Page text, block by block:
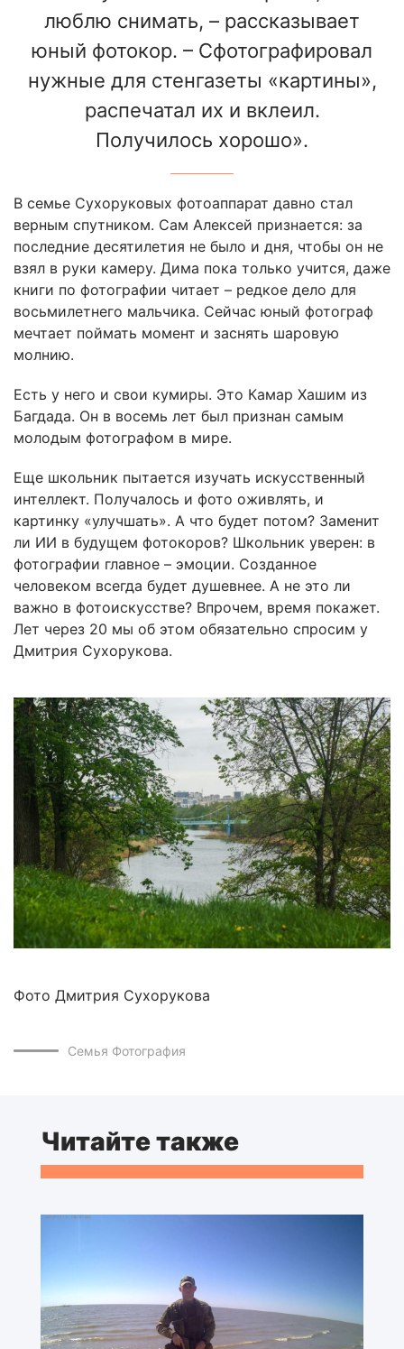
люблю снимать, – рассказывает
юный фотокор. – Сфотографировал
нужные для стенгазеты «картины»,
распечатал их и вклеил.
Получилось хорошо».
В семье Сухоруковых фотоаппарат давно стал
верным спутником. Сам Алексей признается: за
последние десятилетия не было и дня, чтобы он не
взял в руки камеру. Дима пока только учится, даже
книги по фотографии читает – редкое дело для
восьмилетнего мальчика. Сейчас юный фотограф
мечтает поймать момент и заснять шаровую
молнию.
Есть у него и свои кумиры. Это Камар Хашим из
Багдада. Он в восемь лет был признан самым
молодым фотографом в мире.
Еще школьник пытается изучать искусственный
интеллект. Получалось и фото оживлять, и
картинку «улучшать». А что будет потом? Заменит
ли ИИ в будущем фотокоров? Школьник уверен: в
фотографии главное – эмоции. Созданное
человеком всегда будет душевнее. А не это ли
важно в фотоискусстве? Впрочем, время покажет.
Лет через 20 мы об этом обязательно спросим у
Дмитрия Сухорукова.
Фото Дмитрия Сухорукова
Семья Фотография
Читайте также